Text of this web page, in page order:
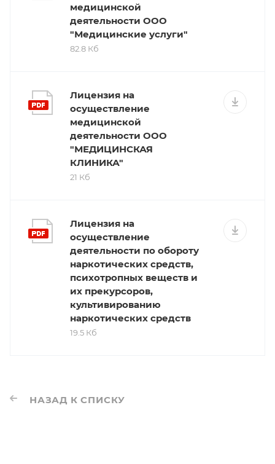
медицинской
деятельности ООО
"Медицинские услуги"
82.8 Кб
Лицензия на
осуществление
медицинской
деятельности ООО
"МЕДИЦИНСКАЯ
КЛИНИКА"
21 Кб
Лицензия на
осуществление
деятельности по обороту
наркотических средств,
психотропных веществ и
их прекурсоров,
культивированию
наркотических средств
19.5 Кб
НАЗАД К СПИСКУ